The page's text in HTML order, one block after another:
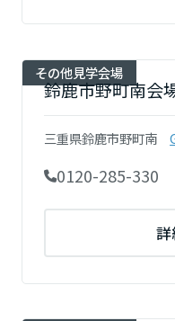
その他見学会場
鈴鹿市野町南会
三重県鈴鹿市野町南
0120-285-330
詳
奈良県